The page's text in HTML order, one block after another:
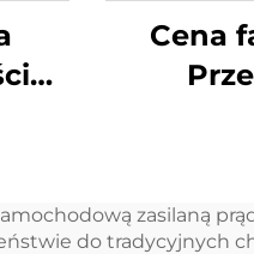
Cena
zasilaną
do tradycyjnych